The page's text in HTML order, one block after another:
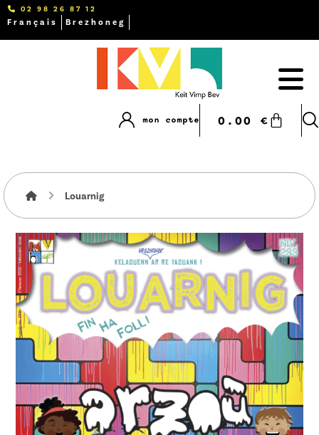
Français Brezhoneg
02 98 26 87 12
0.00 €
mon compte
Louarnig